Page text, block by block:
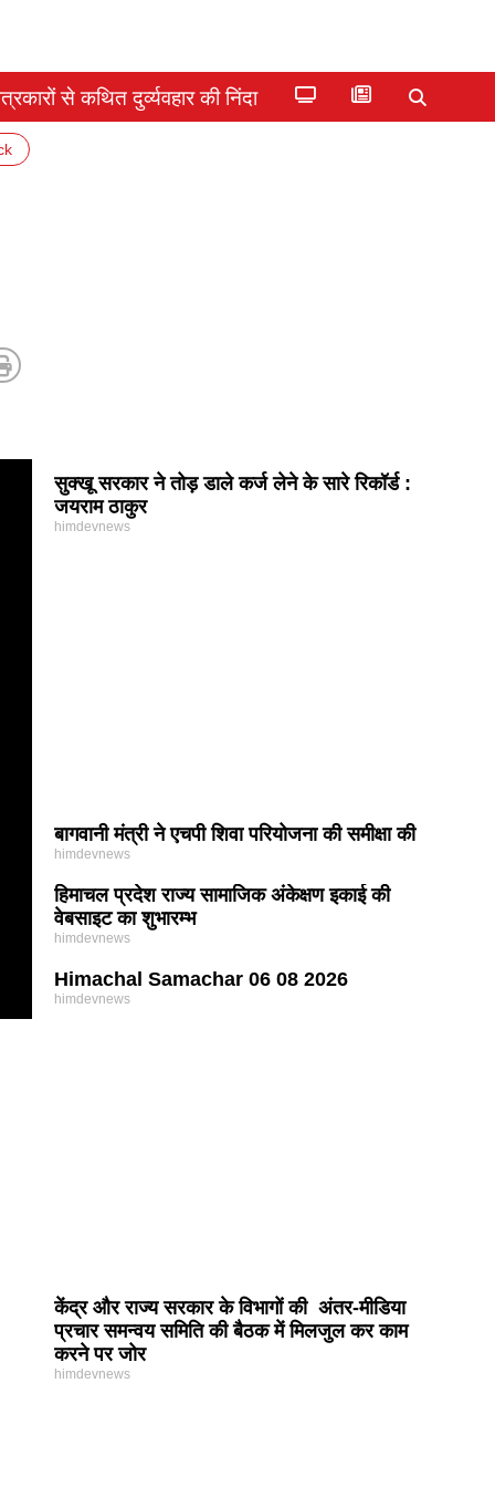
से कथित दुर्व्यवहार की निंदा
सुक्खू सरकार ने तोड़ डाले कर्ज लेने के सारे रिकॉर्ड :
जयराम ठाकुर
himdevnews
बागवानी मंत्री ने एचपी शिवा परियोजना की समीक्षा की
himdevnews
हिमाचल प्रदेश राज्य सामाजिक अंकेक्षण इकाई की
वेबसाइट का शुभारम्भ
himdevnews
Himachal Samachar 06 08 2026
himdevnews
केंद्र और राज्य सरकार के विभागों की अंतर-मीडिया
प्रचार समन्वय समिति की बैठक में मिलजुल कर काम
करने पर जोर
himdevnews